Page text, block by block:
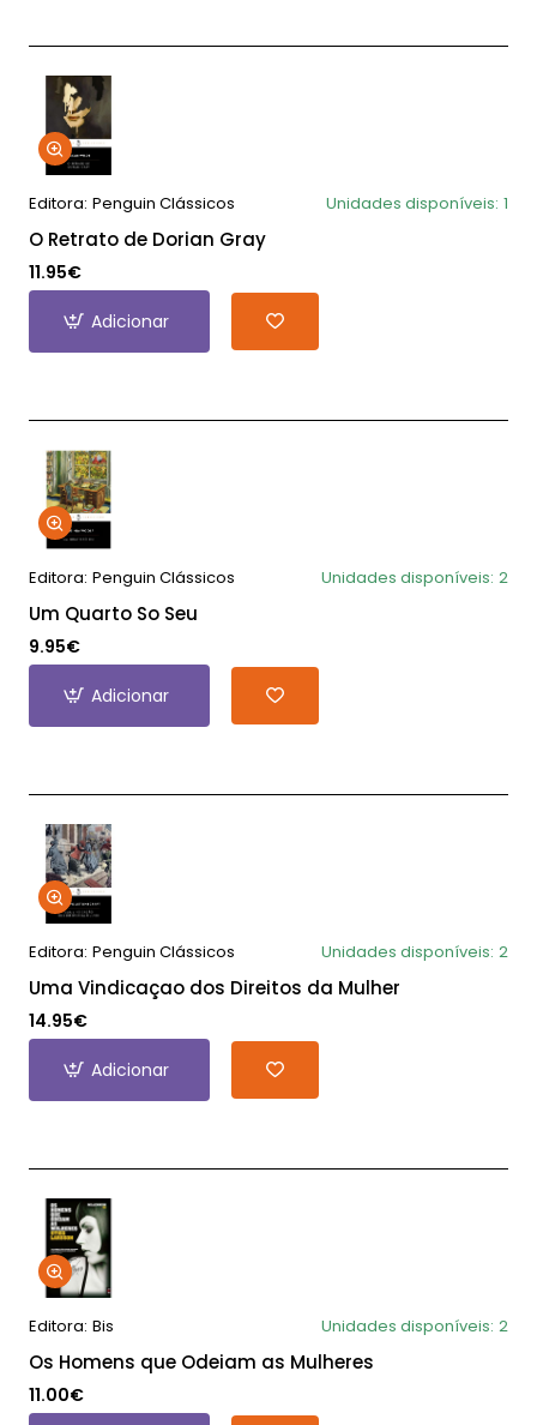
Editora: Penguin Clássicos Unidades disponíveis: 1
O Retrato de Dorian Gray
11.95€
Adicionar
Editora: Penguin Clássicos Unidades disponíveis: 2
Um Quarto So Seu
9.95€
Adicionar
Editora: Penguin Clássicos Unidades disponíveis: 2
Uma Vindicaçao dos Direitos da Mulher
14.95€
Adicionar
Editora: Bis Unidades disponíveis: 2
Os Homens que Odeiam as Mulheres
11.00€